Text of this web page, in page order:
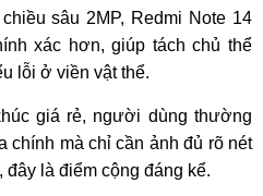
sâu 2MP, Redmi Note 14
xác hơn, giúp tách chủ thể
lỗi ở viền vật thể.
giá rẻ, người dùng thường
chính mà chỉ cần ảnh đủ rõ nét
đây là điểm cộng đáng kể.